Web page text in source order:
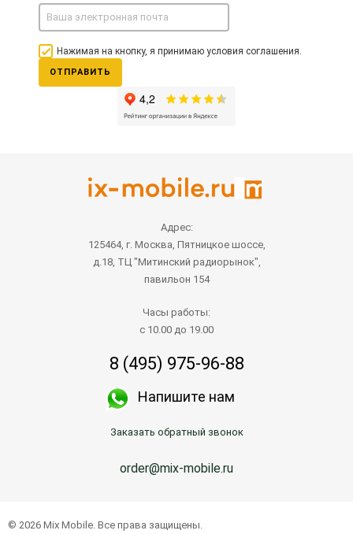
Нажимая на кнопку, я принимаю условия соглашения.
ОТПРАВИТЬ
Адрес:
125464, г. Москва, Пятницкое шоссе,
д.18, ТЦ "Митинский радиорынок",
павильон 154
Часы работы:
с 10.00 до 19.00
8 (495) 975-96-88
Напишите нам
Заказать обратный звонок
order@mix-mobile.ru
© 2026 Mix Mobile. Все права защищены.